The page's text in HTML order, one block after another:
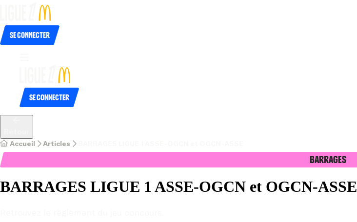
Se connecter
Se connecter
Accueil Articles
Barrages
BARRAGES LIGUE 1 ASSE-OGCN et OGCN-ASSE